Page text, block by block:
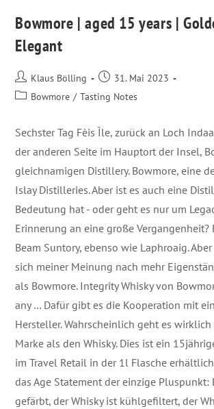
Bowmore | aged 15 years |
Elegant
Klaus Bölling
31. Mai 2023
Bowmore / Tasting Notes
Sechster Tag Fèis Ìle, zurück an Loch
der anderen Seite im Hauptort der Insel,
gleichnamigen Distillery. Bowmore, eine
Islay Distilleries. Aber ist es auch eine
Bedeutung hat - oder geht es nur um
Erinnerung an eine große
Beam Suntory, ebenso wie Laphroaig.
sich meiner Meinung nach mehr
als Bowmore. Integrity Whisky von
any … Dafür gibt es die Kooperation mit
Hersteller. Wahrscheinlich geht es
Marke als den Whisky. Dies ist ein
im Travel Retail in der 1l Flasche
das Age Statement der einzige Pluspunkt:
gefärbt, der Whisky ist kühlgefiltert, der